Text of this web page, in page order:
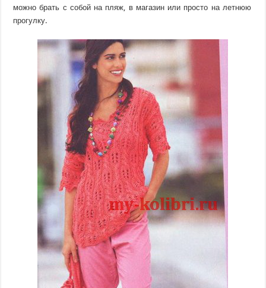
можно брать с собой на пляж, в магазин или просто на летнюю
прогулку.